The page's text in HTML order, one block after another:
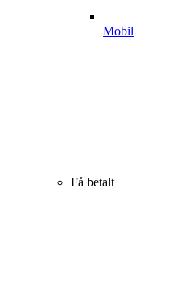
Mobil
Få betalt